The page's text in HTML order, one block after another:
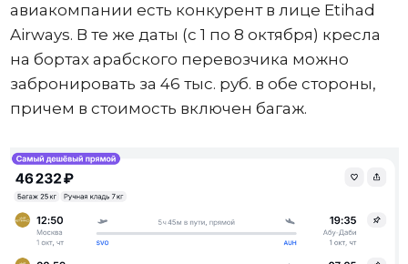
авиакомпании есть конкурент в лице Etihad
Airways. В те же даты (с 1 по 8 октября) кресла
на бортах арабского перевозчика можно
забронировать за 46 тыс. руб. в обе стороны,
причем в стоимость включен багаж.